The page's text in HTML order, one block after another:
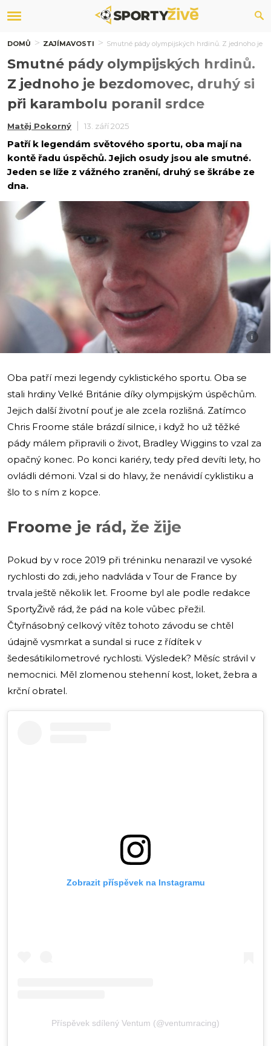
DOMŮ ZAJÍMAVOSTI Smutné pády olympijských hrdinů. Z jednoho je
Smutné pády olympijských hrdinů.
Z jednoho je bezdomovec, druhý si
při karambolu poranil srdce
Matěj Pokorný 13. září 2025
Patří k legendám světového sportu, oba mají na
kontě řadu úspěchů. Jejich osudy jsou ale smutné.
Jeden se líže z vážného zranění, druhý se škrábe ze
dna.
i
Oba patří mezi legendy cyklistického sportu. Oba se
stali hrdiny Velké Británie díky olympijským úspěchům.
Jejich další životní pouť je ale zcela rozlišná. Zatímco
Chris Froome stále brázdí silnice, i když ho už těžké
pády málem připravili o život, Bradley Wiggins to vzal za
opačný konec. Po konci kariéry, tedy před devíti lety, ho
ovládli démoni. Vzal si do hlavy, že nenávidí cyklistiku a
šlo to s ním z kopce.
Froome je rád, že žije
Pokud by v roce 2019 při tréninku nenarazil ve vysoké
rychlosti do zdi, jeho nadvláda v Tour de France by
trvala ještě několik let. Froome byl ale podle redakce
SportyŽivě rád, že pád na kole vůbec přežil.
Čtyřnásobný celkový vítěz tohoto závodu se chtěl
údajně vysmrkat a sundal si ruce z řídítek v
šedesátikilometrové rychlosti. Výsledek? Měsíc strávil v
nemocnici. Měl zlomenou stehenní kost, loket, žebra a
krční obratel.
Zobrazit příspěvek na Instagramu
Příspěvek sdílený Ventum (@ventumracing)